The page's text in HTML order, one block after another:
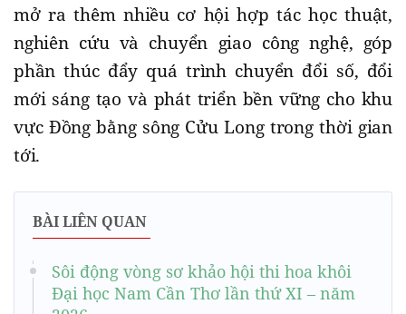
mở ra thêm nhiều cơ hội hợp tác học thuật,
nghiên cứu và chuyển giao công nghệ, góp
phần thúc đẩy quá trình chuyển đổi số, đổi
mới sáng tạo và phát triển bền vững cho khu
vực Đồng bằng sông Cửu Long trong thời gian
tới.
BÀI LIÊN QUAN
Sôi động vòng sơ khảo hội thi hoa khôi
Đại học Nam Cần Thơ lần thứ XI – năm